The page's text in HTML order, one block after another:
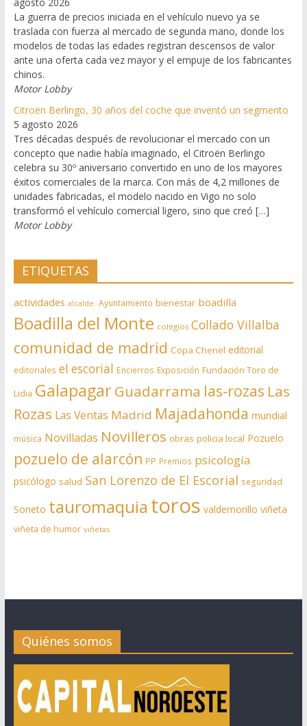
La guerra de precios iniciada en el vehículo nuevo ya se
traslada con fuerza al mercado de segunda mano, donde los
modelos de todas las edades registran descensos de valor
ante una oferta cada vez mayor y el empuje de los fabricantes
chinos.
Motor Lobby
Citroën Berlingo, 30 años del coche que inventó un segmento
5 agosto 2026
Tres décadas después de revolucionar el mercado con un
concepto que nadie había imaginado, el Citroën Berlingo
celebra su 30º aniversario convertido en uno de los mayores
éxitos comerciales de la marca. Con más de 4,2 millones de
unidades fabricadas, el modelo nacido en Vigo no solo
transformó el vehículo comercial ligero, sino que creó […]
Motor Lobby
ETIQUETAS
actividades alcalde. Ayuntamiento bienestar boadilla
Boadilla del Monte colegios Collado Villalba
comunidad de madrid Copa Chenel editorial
editoriales el escorial Encierros Exposición Fundación Toro de
Lidia Galapagar Guadarrama las-rozas Las
Rozas Las Ventas Madrid Majadahonda mundial
música Novilladas Novilleros obras policia local Pozuelo
pozuelo de alarcón PP Premios psicología
psicólogo salud San Lorenzo de El Escorial seguridad
Soneto tauromaquia toros valdemorillo viñeta
viñeta de humor viñetas
Quiénes somos